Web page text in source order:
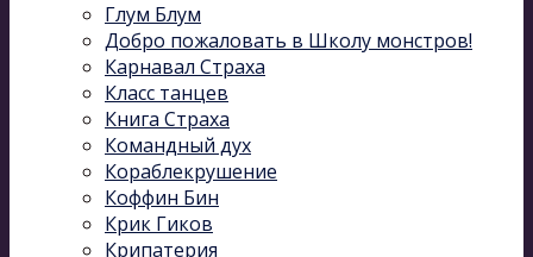
Глум Блум
Добро пожаловать в Школу монстров!
Карнавал Cтраха
Класс танцев
Книга Страха
Командный дух
Кораблекрушение
Коффин Бин
Крик Гиков
Крипатерия